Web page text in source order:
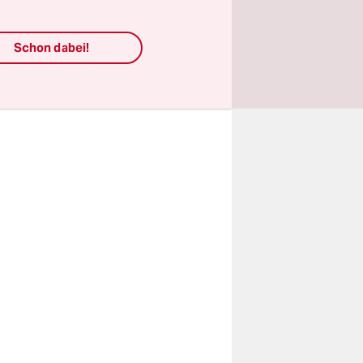
was
Schon dabei!